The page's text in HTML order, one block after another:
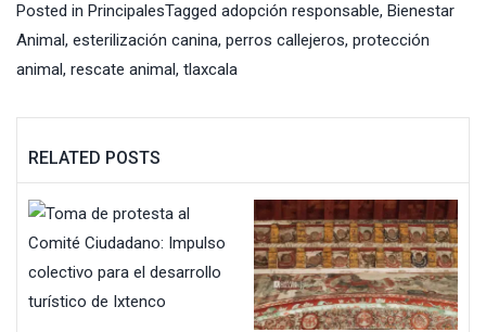
Posted in PrincipalesTagged adopción responsable, Bienestar
Animal, esterilización canina, perros callejeros, protección
animal, rescate animal, tlaxcala
RELATED POSTS